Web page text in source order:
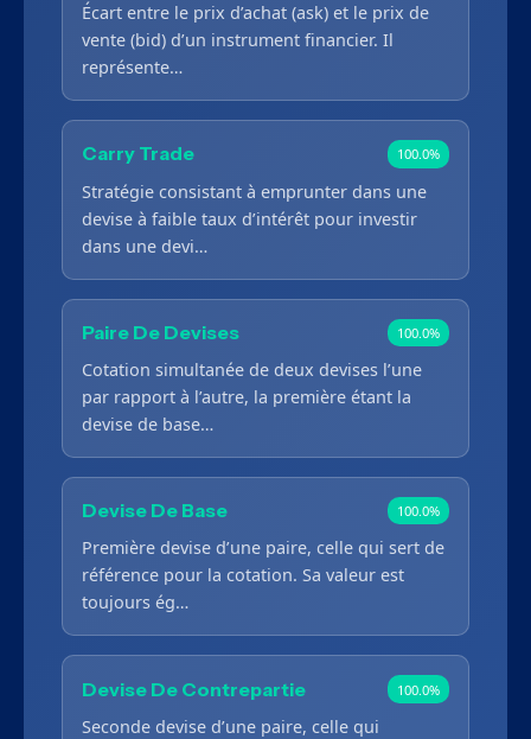
Écart entre le prix d’achat (ask) et le prix de
vente (bid) d’un instrument financier. Il
représente…
Carry Trade 100.0%
Stratégie consistant à emprunter dans une
devise à faible taux d’intérêt pour investir
dans une devi…
Paire De Devises 100.0%
Cotation simultanée de deux devises l’une
par rapport à l’autre, la première étant la
devise de base…
Devise De Base 100.0%
Première devise d’une paire, celle qui sert de
référence pour la cotation. Sa valeur est
toujours ég…
Devise De Contrepartie 100.0%
Seconde devise d’une paire, celle qui